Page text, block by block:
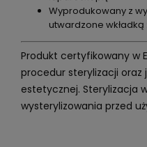
Wyprodukowany z
utwardzone
Produkt certyfikowany w
procedur sterylizacji oraz
estetycznej. Sterylizacja
wysterylizowania przed